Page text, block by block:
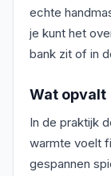
echte
je kunt het
bank zit of in
Wat opvalt
In de praktijk
warmte voelt
gespannen